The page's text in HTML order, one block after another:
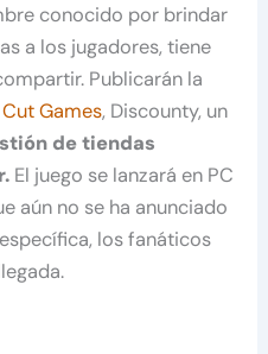
conocido por brindar
a los jugadores, tiene
Publicarán la
Games, Discounty, un
de tiendas
El juego se lanzará en PC
aún no se ha anunciado
los fanáticos